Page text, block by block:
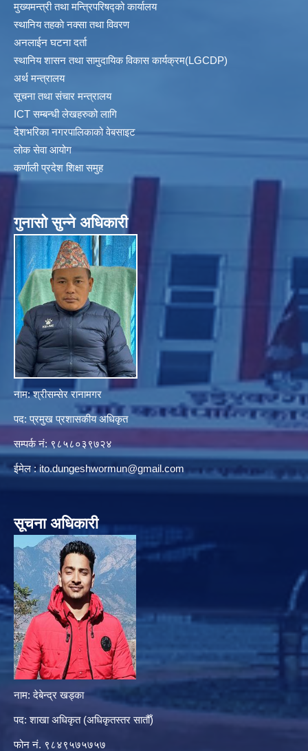
मुख्यमन्त्री तथा मन्त्रिपरिषद्को कार्यालय
स्थानिय तहकाे नक्सा तथा विवरण
अनलाईन घटना दर्ता
स्थानिय शासन तथा सामुदायिक विकास कार्यक्रम(LGCDP)
अर्थ मन्त्रालय
सूचना तथा संचार मन्त्रालय
ICT सम्बन्धी लेखहरुको लागि
देशभरिका नगरपालिकाको वेबसाइट
लोक सेवा आयोग
कर्णाली प्रदेश शिक्षा समुह
गुनासाे सुन्ने अधिकारी
नाम: श्रीसम्सेर रानामगर
पद: प्रमुख प्रशासकीय अधिकृत
सम्पर्क नं: ९८५८०३९७२४
ईमेल :ito.dungeshwormun@gmail.com
सूचना अधिकारी
नाम: देबेन्द्र खड्का
पद: शाखा अधिकृत (अधिकृतस्तर सातौँ)
फोन नं. ९८४९५७५७५७